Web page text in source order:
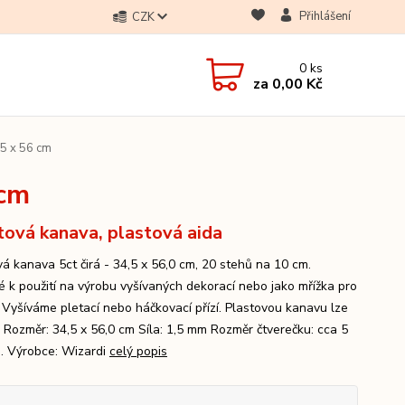
CZK Přihlášení
0ks
za 0,00 Kč
x 56 cm
kanava, plastová aida
kanava 5ct čirá - 34,5 x 56,0 cm, 20 stehů na 10 cm.
k použití na výrobu vyšívaných dekorací nebo jako mřížka pro
pletací nebo háčkovací přízí. Plastovou kanavu lze
34,5 x 56,0 cm Síla: 1,5 mm Rozměr čtverečku: cca 5
Výrobce: Wizardi celý popis